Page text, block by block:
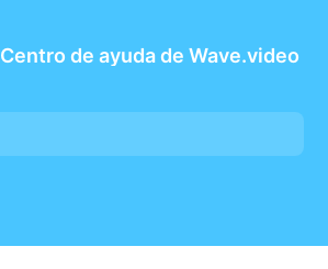
Centro de ayuda de Wave.video